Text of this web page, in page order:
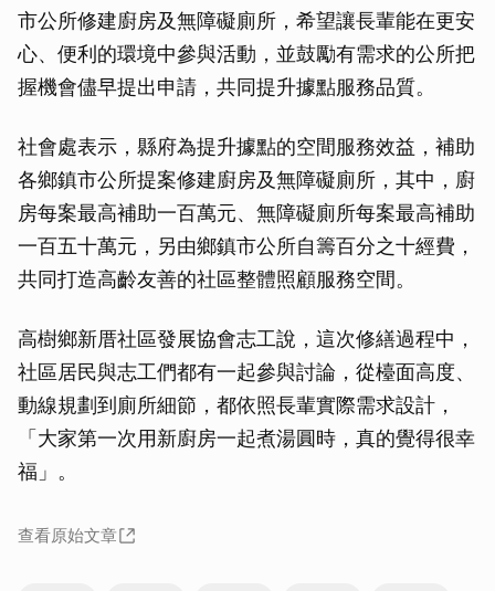
市公所修建廚房及無障礙廁所，希望讓長輩能在更安
心、便利的環境中參與活動，並鼓勵有需求的公所把
握機會儘早提出申請，共同提升據點服務品質。
社會處表示，縣府為提升據點的空間服務效益，補助
各鄉鎮市公所提案修建廚房及無障礙廁所，其中，廚
房每案最高補助一百萬元、無障礙廁所每案最高補助
一百五十萬元，另由鄉鎮市公所自籌百分之十經費，
共同打造高齡友善的社區整體照顧服務空間。
高樹鄉新厝社區發展協會志工說，這次修繕過程中，
社區居民與志工們都有一起參與討論，從檯面高度、
動線規劃到廁所細節，都依照長輩實際需求設計，
「大家第一次用新廚房一起煮湯圓時，真的覺得很幸
福」。
查看原始文章